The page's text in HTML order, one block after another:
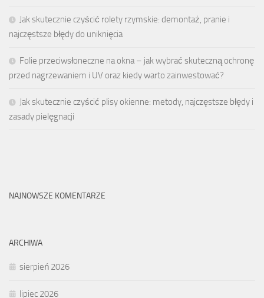
Jak skutecznie czyścić rolety rzymskie: demontaż, pranie i
najczęstsze błędy do uniknięcia
Folie przeciwsłoneczne na okna – jak wybrać skuteczną ochronę
przed nagrzewaniem i UV oraz kiedy warto zainwestować?
Jak skutecznie czyścić plisy okienne: metody, najczęstsze błędy i
zasady pielęgnacji
NAJNOWSZE KOMENTARZE
ARCHIWA
sierpień 2026
lipiec 2026